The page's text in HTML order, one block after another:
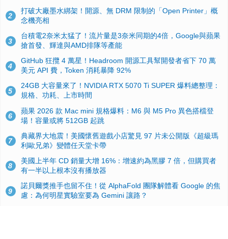
2
打破大廠墨水綁架！開源、無 DRM 限制的「Open Printer」概
念機亮相
3
台積電2奈米太猛了！流片量是3奈米同期的4倍，Google與蘋果
搶首發、輝達與AMD排隊等產能
4
GitHub 狂攬 4 萬星！Headroom 開源工具幫開發者省下 70 萬
美元 API 費，Token 消耗暴降 92%
5
24GB 大容量來了！NVIDIA RTX 5070 Ti SUPER 爆料總整理：
規格、功耗、上市時間
6
蘋果 2026 款 Mac mini 規格爆料：M6 與 M5 Pro 異色搭檔登
場！容量或將 512GB 起跳
7
典藏界大地震！美國懷舊遊戲小店驚見 97 片未公開版《超級瑪
利歐兄弟》變體任天堂卡帶
8
美國上半年 CD 銷量大增 16%：增速約為黑膠 7 倍，但購買者
有一半以上根本沒有播放器
9
諾貝爾獎推手也留不住！從 AlphaFold 團隊解體看 Google 的焦
慮：為何明星實驗室要為 Gemini 讓路？